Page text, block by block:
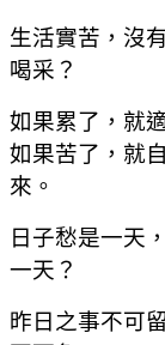
生活實苦，沒
喝采？
如果累了，就
如果苦了，就
來。
日子愁是一天
一天？
昨日之事不可